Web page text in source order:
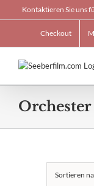
to
Kontaktieren Sie uns
Checkout
Sortieren